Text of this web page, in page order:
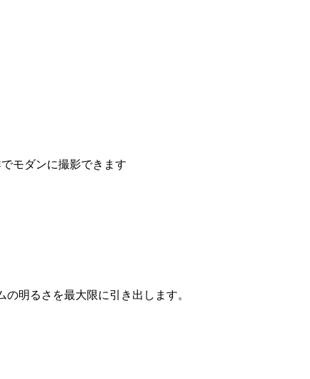
モダンに撮影できます
明るさを最大限に引き出します。